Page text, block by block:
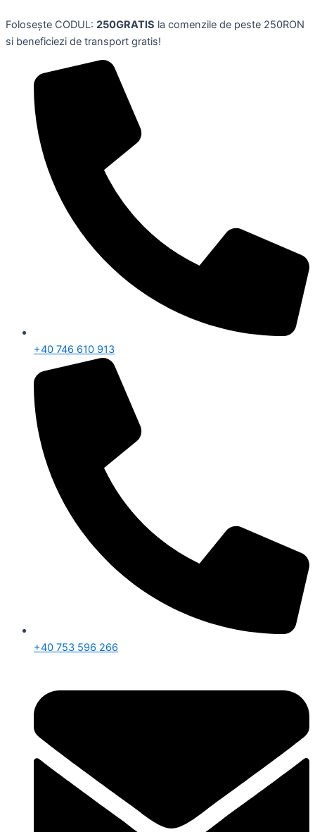
to
content
Folosește CODUL: 250GRATIS la comenzile de peste 250RON
si beneficiezi de transport gratis!
+40 746 610 913
+40 753 596 266